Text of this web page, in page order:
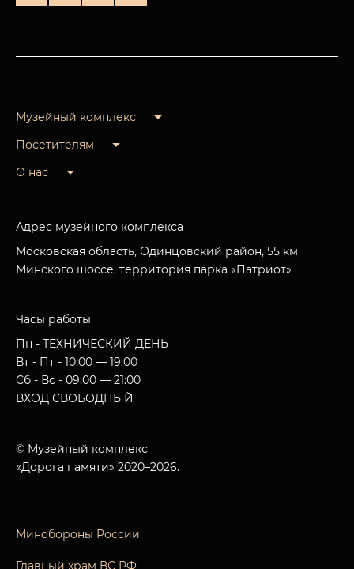
Музейный комплекс
Посетителям
О нас
Адрес музейного комплекса
Московская область, Одинцовский район, 55 км
Минского шоссе, территория парка «Патриот»
Часы работы
Пн - ТЕХНИЧЕСКИЙ ДЕНЬ
Вт - Пт - 10:00 — 19:00
Сб - Вс - 09:00 — 21:00
ВХОД СВОБОДНЫЙ
© Музейный комплекс
«Дорога памяти» 2020–2026.
Минобороны России
Главный храм ВС РФ